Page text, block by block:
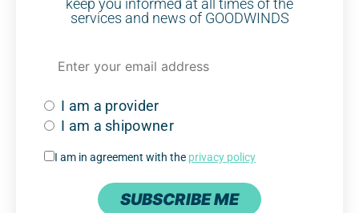
services and news of GOODWINDS
I am a provider
I am a shipowner
I am in agreement with the privacy policy
SUBSCRIBE ME